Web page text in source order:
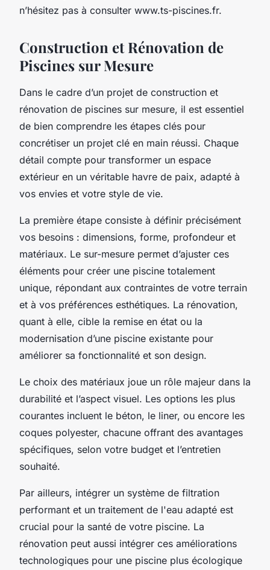
n’hésitez pas à consulter www.ts-piscines.fr.
Construction et Rénovation de
Piscines sur Mesure
Dans le cadre d’un projet de construction et
rénovation de piscines sur mesure, il est essentiel
de bien comprendre les étapes clés pour
concrétiser un projet clé en main réussi. Chaque
détail compte pour transformer un espace
extérieur en un véritable havre de paix, adapté à
vos envies et votre style de vie.
La première étape consiste à définir précisément
vos besoins : dimensions, forme, profondeur et
matériaux. Le sur-mesure permet d’ajuster ces
éléments pour créer une piscine totalement
unique, répondant aux contraintes de votre terrain
et à vos préférences esthétiques. La rénovation,
quant à elle, cible la remise en état ou la
modernisation d’une piscine existante pour
améliorer sa fonctionnalité et son design.
Le choix des matériaux joue un rôle majeur dans la
durabilité et l’aspect visuel. Les options les plus
courantes incluent le béton, le liner, ou encore les
coques polyester, chacune offrant des avantages
spécifiques, selon votre budget et l’entretien
souhaité.
Par ailleurs, intégrer un système de filtration
performant et un traitement de l'eau adapté est
crucial pour la santé de votre piscine. La
rénovation peut aussi intégrer ces améliorations
technologiques pour une piscine plus écologique